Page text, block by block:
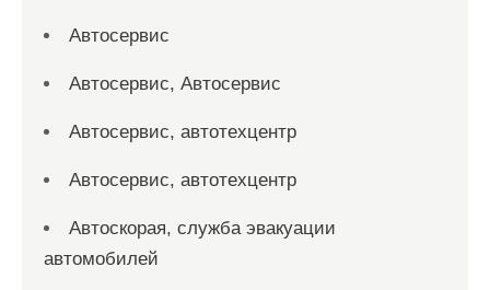
Автосервис
Автосервис, Автосервис
Автосервис, автотехцентр
Автосервис, автотехцентр
Автоскорая, служба эвакуации
автомобилей